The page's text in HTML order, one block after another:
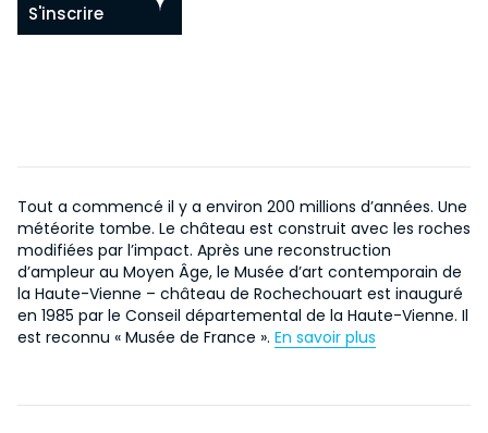
S'inscrire
Tout a commencé il y a environ 200 millions d’années. Une
météorite tombe. Le château est construit avec les roches
modifiées par l’impact. Après une reconstruction
d’ampleur au Moyen Âge, le Musée d’art contemporain de
la Haute-Vienne – château de Rochechouart est inauguré
en 1985 par le Conseil départemental de la Haute-Vienne. Il
est reconnu « Musée de France ». En savoir plus